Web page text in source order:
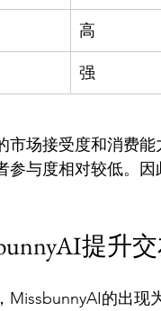
高
强
市场接受度和消费
参与度相对较低。
提升
MissbunnyAI的出